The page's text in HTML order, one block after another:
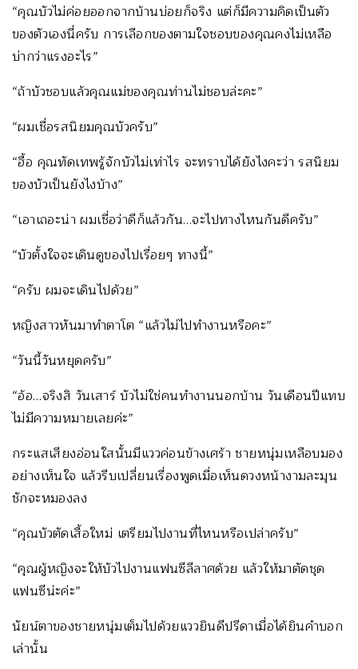
“คุณบัวไม่ค่อยออกจากบ้านบ่อยก็จริง แต่ก็มีความคิดเป็นตัว
ของตัวเองนี่ครับ การเลือกของตามใจชอบของคุณคงไม่เหลือ
บ่ากว่าแรงอะไร”
“ถ้าบัวชอบแล้วคุณแม่ของคุณท่านไม่ชอบล่ะคะ”
“ผมเชื่อรสนิยมคุณบัวครับ”
“ฮื้อ คุณทัดเทพรู้จักบัวไม่เท่าไร จะทราบได้ยังไงคะว่า รสนิยม
ของบัวเป็นยังไงบ้าง”
“เอาเถอะน่า ผมเชื่อว่าดีก็แล้วกัน…จะไปทางไหนกันดีครับ”
“บัวตั้งใจจะเดินดูของไปเรื่อยๆ ทางนี้”
“ครับ ผมจะเดินไปด้วย”
หญิงสาวหันมาทำตาโต “แล้วไม่ไปทำงานหรือคะ”
“วันนี้วันหยุดครับ”
“อ้อ…จริงสิ วันเสาร์ บัวไม่ใช่คนทำงานนอกบ้าน วันเดือนปีแทบ
ไม่มีความหมายเลยค่ะ”
กระแสเสียงอ่อนใสนั้นมีแววค่อนข้างเศร้า ชายหนุ่มเหลือบมอง
อย่างเห็นใจ แล้วรีบเปลี่ยนเรื่องพูดเมื่อเห็นดวงหน้างามละมุน
ชักจะหมองลง
“คุณบัวตัดเสื้อใหม่ เตรียมไปงานที่ไหนหรือเปล่าครับ”
“คุณผู้หญิงจะให้บัวไปงานแฟนซีลีลาศด้วย แล้วให้มาตัดชุด
แฟนซีน่ะค่ะ”
นัยน์ตาของชายหนุ่มเต็มไปด้วยแววยินดีปรีดาเมื่อได้ยินคำบอก
เล่านั้น